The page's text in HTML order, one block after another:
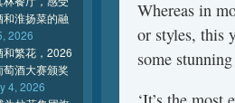
Whereas in
or styles, this
some
淮扬菜的融
2026
繁花，2026
酒大赛颁奖
4, 2026